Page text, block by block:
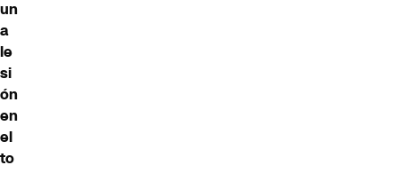
un
a
le
si
ón
en
el
to